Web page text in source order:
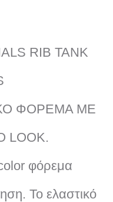
RIB TANK
ΦΟΡΕΜΑ ΜΕ
LOOK.
φόρεμα
Το ελαστικό